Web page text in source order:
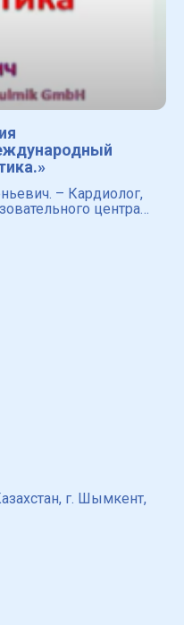
– Кардиолог,
центра
г. Шымкент,